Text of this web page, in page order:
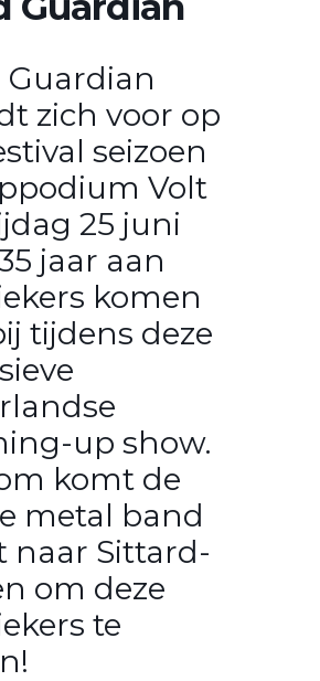
Guardian
zich voor op
seizoen
Volt
25 juni
jaar aan
komen
tijdens deze
up show.
komt de
metal band
naar Sittard-
om deze
te